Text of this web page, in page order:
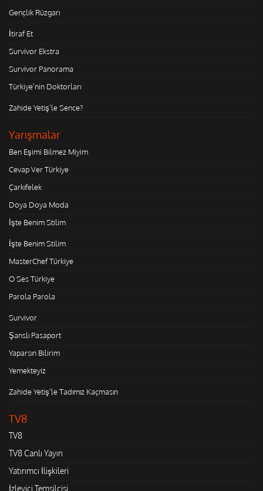
Gençlik Rüzgarı
İtiraf Et
Survivor Ekstra
Survivor Panorama
Türkiye'nin Doktorları
Zahide Yetiş'le Sence?
Yarışmalar
Ben Eşimi Bilmez Miyim
Cevap Ver Türkiye
Çarkıfelek
Doya Doya Moda
İşte Benim Stilim
İşte Benim Stilim
MasterChef Türkiye
O Ses Türkiye
Parola Parola
Survivor
Şanslı Pasaport
Yaparsın Bilirim
Yemekteyiz
Zahide Yetiş'le Tadımız Kaçmasın
TV8
TV8
TV8 Canlı Yayın
Yatırımcı İlişkileri
İzleyici Temsilcisi